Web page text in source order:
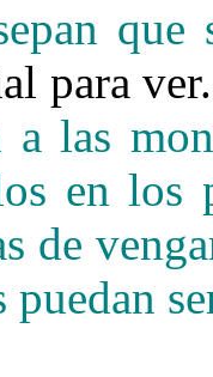
para
a las
en los
de
puedan